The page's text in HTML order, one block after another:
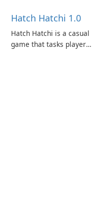
Hatch Hatchi 1.0
Hatch Hatchi is a casual
game that tasks players